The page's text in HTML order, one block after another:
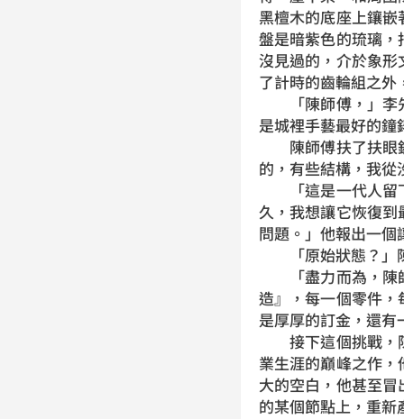
黑檀木的底座上鑲
盤是暗紫色的琉璃
沒見過的，介於象
了計時的齒輪組之
「陳師傅，」李先
是城裡手藝最好的
陳師傅扶了扶眼
的，有些結構，我從
「這是一代人留
久，我想讓它恢復
問題。」他報出一
「原始狀態？」
「盡力而為，陳師
造』，每一個零件
是厚厚的訂金，還
接下這個挑戰，陳
業生涯的巔峰之作
大的空白，他甚至
的某個節點上，重新